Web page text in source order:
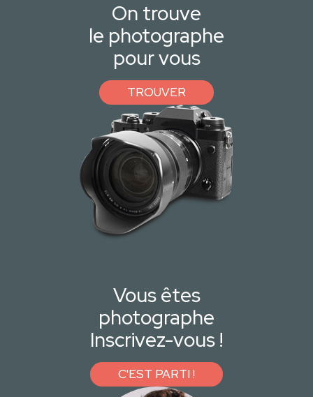
On trouve
le photographe
pour vous
TROUVER
Vous êtes
photographe
Inscrivez-vous !
C'EST PARTI !